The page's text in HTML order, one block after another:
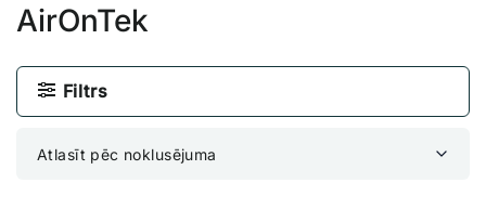
AirOnTek
Filtrs
Atlasīt pēc noklusējuma